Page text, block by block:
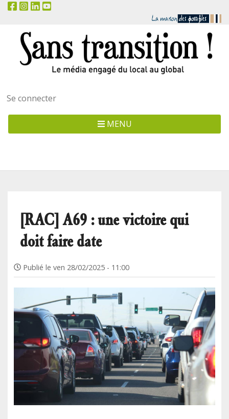
Menu
utilisateur
Se connecter
MENU
[RAC] A69 : une victoire qui
doit faire date
Publié le ven 28/02/2025 - 11:00